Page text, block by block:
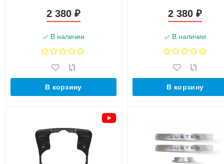
2 380 ₽
В наличии
В корзину
2 380₽
В наличии
В корзину